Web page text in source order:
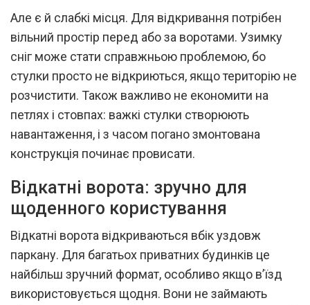
Але є й слабкі місця. Для відкривання потрібен
вільний простір перед або за воротами. Узимку
сніг може стати справжньою проблемою, бо
стулки просто не відкриються, якщо територію не
розчистити. Також важливо не економити на
петлях і стовпах: важкі стулки створюють
навантаження, і з часом погано змонтована
конструкція починає провисати.
Відкатні ворота: зручно для
щоденного користування
Відкатні ворота відкриваються вбік уздовж
паркану. Для багатьох приватних будинків це
найбільш зручний формат, особливо якщо в’їзд
використовується щодня. Вони не займають